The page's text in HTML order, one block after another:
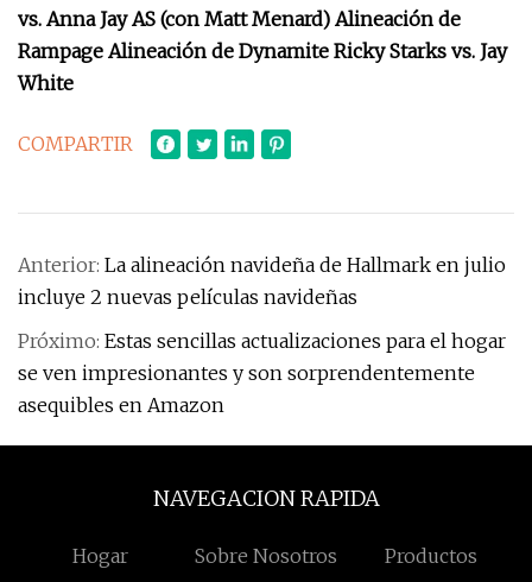
vs. Anna Jay AS (con Matt Menard) Alineación de
Rampage Alineación de Dynamite Ricky Starks vs. Jay
White
COMPARTIR
Anterior: La alineación navideña de Hallmark en julio
incluye 2 nuevas películas navideñas
Próximo: Estas sencillas actualizaciones para el hogar
se ven impresionantes y son sorprendentemente
asequibles en Amazon
NAVEGACION RAPIDA
Hogar Sobre Nosotros Productos